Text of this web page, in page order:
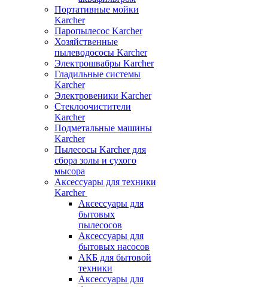
Портативные мойки
Karcher
Паропылесос Karcher
Хозяйственные
пылеводососы Karcher
Электрошвабры Karcher
Гладильные системы
Karcher
Электровеники Karcher
Стеклоочистители
Karcher
Подметальные машины
Karcher
Пылесосы Karcher для
сбора золы и сухого
мысора
Аксессуары для техники
Karcher
Аксессуары для
бытовых
пылесосов
Аксессуары для
бытовых насосов
АКБ для бытовой
техники
Аксессуары для